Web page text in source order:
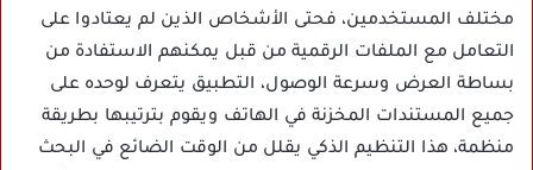
مختلف المستخدمين، فحتى الأشخاص الذين لم يعتادوا على
التعامل مع الملفات الرقمية من قبل يمكنهم الاستفادة من
بساطة العرض وسرعة الوصول، التطبيق يتعرف لوحده على
جميع المستندات المخزنة في الهاتف ويقوم بترتيبها بطريقة
منظمة، هذا التنظيم الذكي يقلل من الوقت الضائع في البحث